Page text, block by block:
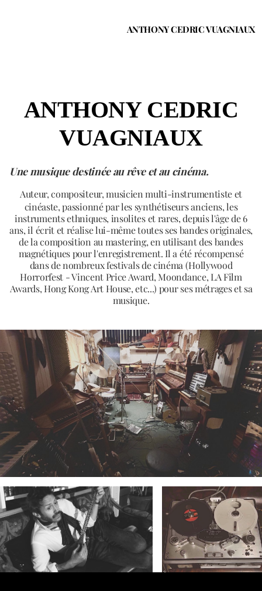
ANTHONY CEDRIC VUAGNIAUX
ANTHONY CEDRIC
VUAGNIAUX
Une musique destinée au rêve et au cinéma.
Auteur, compositeur, musicienmulti-instrumentiste et
cinéaste, passionné par les synthétiseurs anciens, les
instruments ethniques, insolites et rares, depuis l'âge de 6
ans, il écrit et réalise lui-même toutes ses bandes originales,
de la composition au mastering, en utilisant des bandes
magnétiques pour l'enregistrement. Il a été récompensé
dans de nombreux festivals de cinéma (Hollywood
Horrorfest - Vincent Price Award, Moondance, LA Film
Awards, Hong Kong Art House, etc...) pour ses métrages et sa
musique.